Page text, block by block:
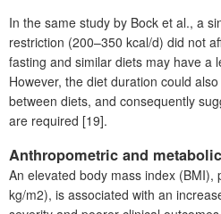
In the same study by Bock et al., a
restriction (200–350 kcal/d) did not
fasting and similar diets may have a
However, the diet duration could
between diets, and consequently
are required [19].
Anthropometric and
An elevated body mass index (BMI),
kg/m2), is associated with an